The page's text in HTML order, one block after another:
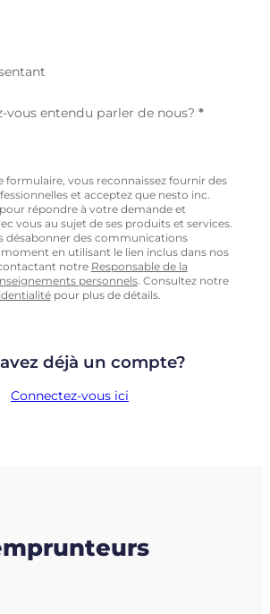
vous entendu parler de nous? *
formulaire, vous reconnaissez fournir des
et acceptez que nesto inc.
répondre à votre demande et
vous au sujet de ses produits et services.
désabonner des communications
en utilisant le lien inclus dans nos
notre Responsable de la
personnels. Consultez notre
pour plus de détails.
déjà un compte?
Connectez-vous ici